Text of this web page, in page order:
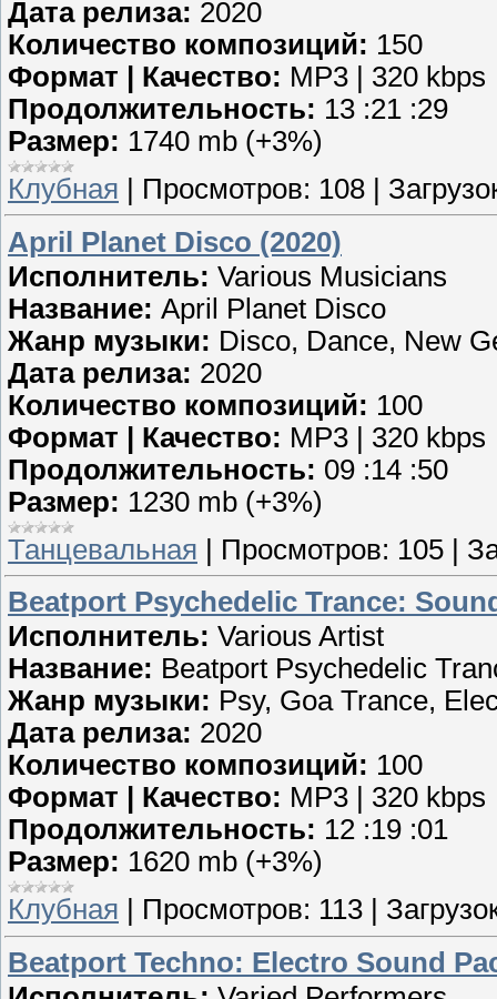
Дата релиза: 2020
Количество композиций: 150
Формат | Качество: MP3 | 320 kbps
Продолжительность: 13 :21 :29
Размер: 1740 mb (+3%)
Клубная
Просмотров: 108
April Planet Disco (2020)
Исполнитель: Various Musicians
Название: April Planet Disco
Жанр музыки: Disco, Dance, New
Дата релиза: 2020
Количество композиций: 100
Формат | Качество: MP3 | 320 kbps
Продолжительность: 09 :14 :50
Размер: 1230 mb (+3%)
Танцевальная | Просмотров: 105 |
Beatport Psychedelic Trance:
Исполнитель: Various Artist
Название: Beatport Psychedelic
Жанр музыки: Psy, Goa Trance,
Дата релиза: 2020
Количество композиций: 100
Формат | Качество: MP3 | 320 kbps
Продолжительность: 12 :19 :01
Размер: 1620 mb (+3%)
Клубная
Просмотров: 113
Beatport Techno: Electro Sound